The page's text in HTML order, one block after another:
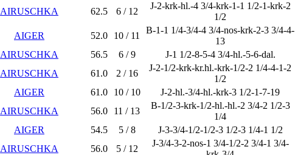
AIRUSCHKA 62.5 6 / 12
J-2-krk-hl.-4 3/4-krk-1-1 1/2-1-krk-2
1/2
AIGER 52.0 10 / 11
B-1-1 1/4-3/4-4 3/4-nos-krk-2-3 3/4-4-
13
AIRUSCHKA 56.5 6 / 9 J-1 1/2-8-5-4 3/4-hl.-5-6-dal.
AIRUSCHKA 61.0 2 / 16
J-2-1/2-krk-kr.hl.-krk-1/2-2 1/4-4-1-2
1/2
AIGER 61.0 10 / 10 J-2-hl.-3/4-hl.-krk-3 1/2-1-7-19
AIRUSCHKA 56.0 11 / 13
B-1/2-3-krk-1/2-hl.-hl.-2 3/4-2 1/2-3
1/4
AIGER 54.5 5 / 8 J-3-3/4-1/2-1/2-3 1/2-3 1/4-1 1/2
AIRUSCHKA 56.0 5 / 12
J-3/4-3-2-nos-1 3/4-1/2-2 3/4-1 3/4-